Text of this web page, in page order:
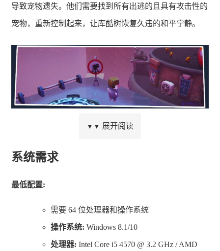
导致宠物遗失。他们需要找到所有出逃的且具有攻击性的
宠物，重新控制起来，让库酷树恢复久违的和平宁静。
物叛乱！这款迷人的3D平台游戏将带你穿越浩瀚多彩的
各式各样的大怪战斗；寻找并收集隐藏道具；解决古老的
谜题。可以选择单打独斗，也可与多达三个朋友组队，享
受一次与众不同的4人冒险旅程！
▼▼ 展开阅读
系统需求
最低配置:
需要 64 位处理器和操作系统
操作系统: Windows 8.1/10
处理器: Intel Core i5 4570 @ 3.2 GHz / AMD